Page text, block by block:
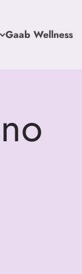
Gaab Wellness